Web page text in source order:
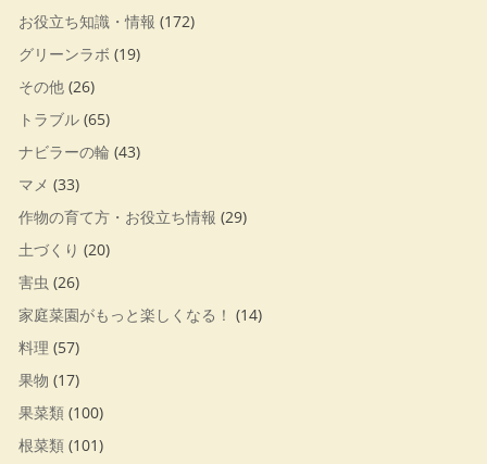
お役立ち知識・情報 (172)
グリーンラボ (19)
その他 (26)
トラブル (65)
ナビラーの輪 (43)
マメ (33)
作物の育て方・お役立ち情報 (29)
土づくり (20)
害虫 (26)
家庭菜園がもっと楽しくなる！ (14)
料理 (57)
果物 (17)
果菜類 (100)
根菜類 (101)